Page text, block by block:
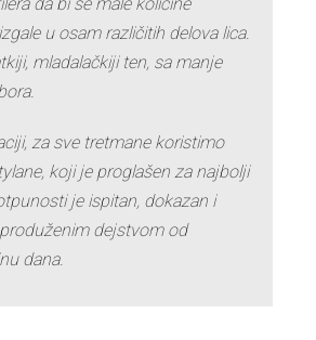
da bi se male količine
u osam različitih delova lica.
mladalačkiji ten, sa manje
za sve tretmane koristimo
koji je proglašen za najbolji
je ispitan, dokazan i
dejstvom od
dana.